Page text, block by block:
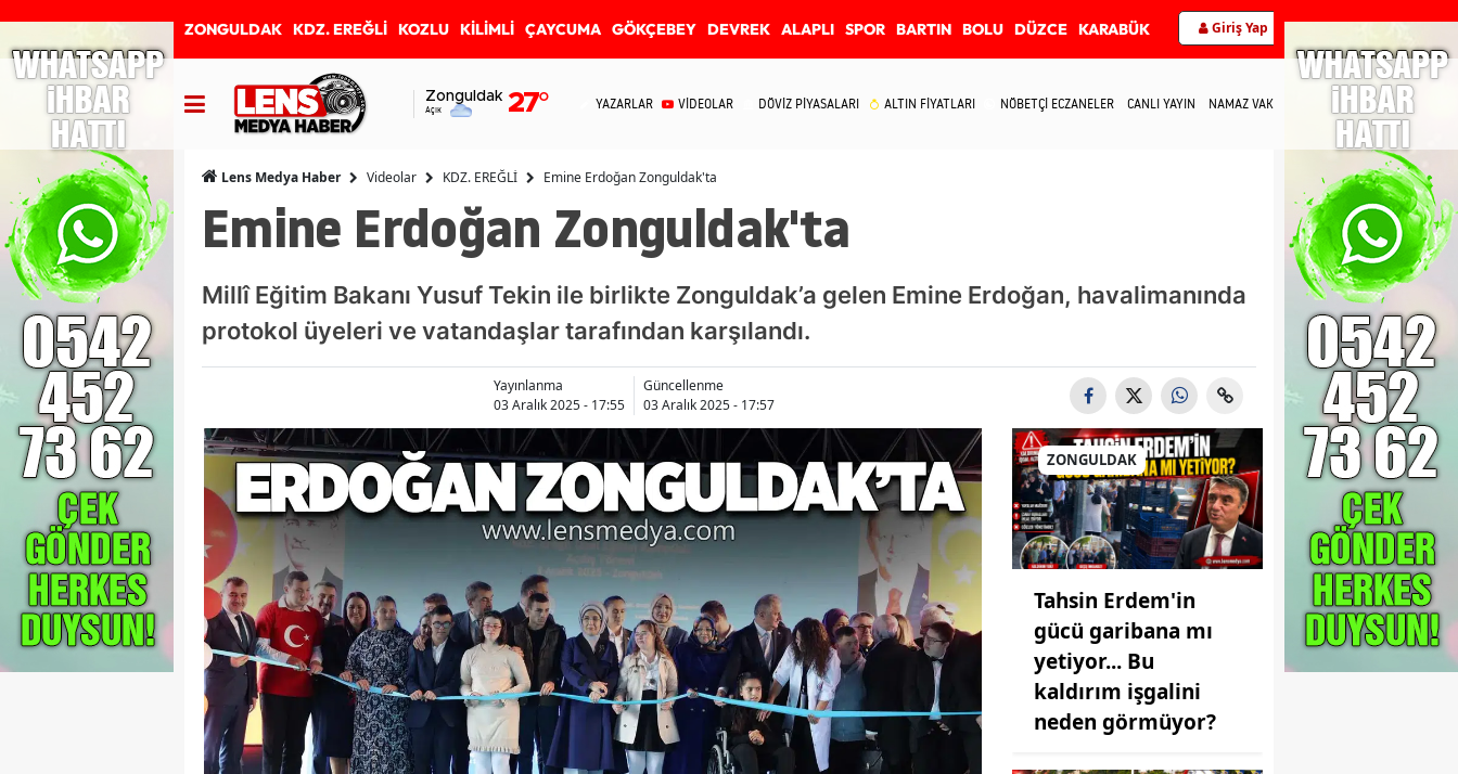
ZONGULDAK KDZ. EREĞLİ KOZLU KİLİMLİ ÇAYCUMA GÖKÇEBEY DEVREK ALAPLI SPOR BARTIN BOLU DÜZCE KARABÜK Giriş Yap
Zonguldak
Açık 27° YAZARLAR VİDEOLAR DÖVİZ PİYASALARI ALTIN FİYATLARI NÖBETÇİ ECZANELER CANLI YAYIN NAMAZ VAKİTLERİ İLETİŞİM
Lens Medya Haber Videolar KDZ. EREĞLİ Emine Erdoğan Zonguldak'ta
Emine Erdoğan Zonguldak'ta
Millî Eğitim Bakanı Yusuf Tekin ile birlikte Zonguldak’a gelen Emine Erdoğan, havalimanında
protokol üyeleri ve vatandaşlar tarafından karşılandı.
Yayınlanma
03 Aralık 2025 - 17:55
Güncellenme
03 Aralık 2025 - 17:57
ZONGULDAK
Tahsin Erdem'in
gücü garibana mı
yetiyor... Bu
kaldırım işgalini
neden görmüyor?